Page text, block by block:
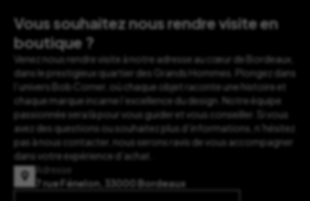
Vous souhaitez nous rendre visite en
boutique ?
Venez nous rendre visite à notre adresse au cœur de Bordeaux,
dans le prestigieux quartier des Grands Hommes. Plongez dans
l’univers Bob Corner, où chaque objet raconte une histoire et
chaque marque incarne l’excellence du design. Notre équipe
passionnée sera là pour vous guider et vous conseiller. Si vous
avez des questions ou souhaitez plus d’informations, n’hésitez
pas à nous contacter, nous serons ravis de vous accompagner
dans votre expérience d’achat.
Adresse
7 rue Fénelon, 33000 Bordeaux